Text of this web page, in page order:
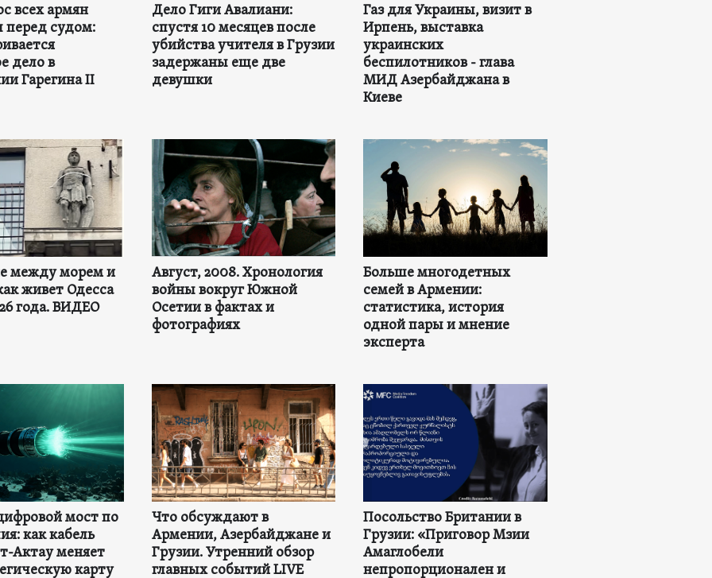
всех армян
перед судом:
дело в
Гарегина II
Дело Гиги Авалиани:
спустя 10 месяцев после
убийства учителя в Грузии
задержаны еще две
девушки
Газ для Украины, визит в
Ирпень, выставка
украинских
беспилотников - глава
МИД Азербайджана в
Киеве
между морем и
живет Одесса
года. ВИДЕО
Август, 2008. Хронология
войны вокруг Южной
Осетии в фактах и
фотографиях
Больше многодетных
семей в Армении:
статистика, история
одной пары и мнение
эксперта
мост по
как кабель
Актау меняет
карту
Что обсуждают в
Армении, Азербайджане и
Грузии. Утренний обзор
главных событий LIVE
Посольство Британии в
Грузии: «Приговор Мзии
Амаглобели
непропорционален и